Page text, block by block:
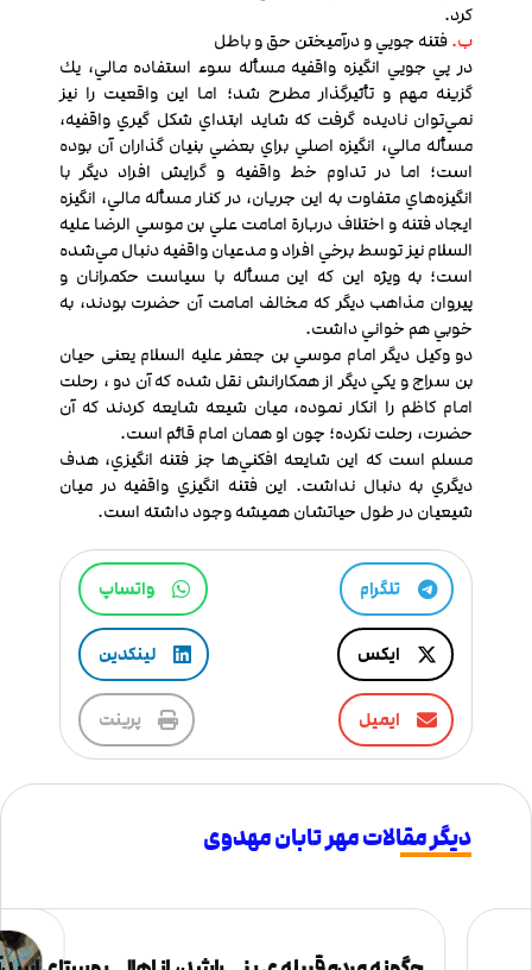
كرد.
ب.فتنه جويي و درآميختن حق و باطل
در پي جويي انگيزه واقفیه مسأله سوء استفاده مالي، يك
گزينه مهم و تأثيرگذار مطرح شد؛ اما اين واقعيت را نيز
نمي‌توان ناديده گرفت که شايد ابتداي شکل گيري واقفیه،
مسأله مالي، انگيزه اصلي براي بعضي بنيان گذاران آن بوده
است؛ اما در تداوم خط واقفیه و گرايش افراد ديگر با
انگيزه‌هاي متفاوت به اين جريان، در کنار مسأله مالي، انگيزه
ايجاد فتنه و اختلاف دربارة امامت علي بن موسي الرضا عليه
السلام نيز توسط برخي افراد و مدعيان واقفیه دنبال مي‌شده
است؛ به ويژه اين که اين مسأله با سياست حکمرانان و
پيروان مذاهب ديگر که مخالف امامت آن حضرت بودند، به
خوبي هم خواني داشت.
دو وکيل ديگر امام موسي بن جعفر عليه السلام یعنی حيان
بن سراج و يکي ديگر از همکارانش نقل شده که آن دو ، رحلت
امام کاظم را انکار نموده، ميان شيعه شايعه كردند که آن
حضرت، رحلت نکرده؛ چون او همان امام قائم است.
مسلم است که اين شايعه افکني‌ها جز فتنه انگيزي، هدف
ديگري به دنبال نداشت. اين فتنه انگيزي واقفیه در ميان
شيعيان در طول حياتشان هميشه وجود داشته است.
تلگرام واتساپ
ایکس لینکدین
ایمیل پرینت
دیگر مقالات مهر تابان مهدوی